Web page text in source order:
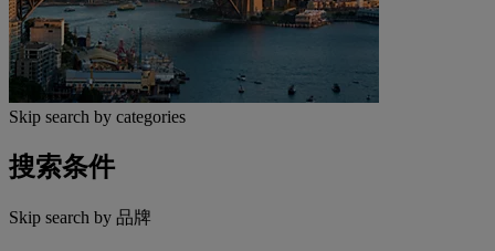
Skip search by categories
搜索条件
Skip search by 品牌